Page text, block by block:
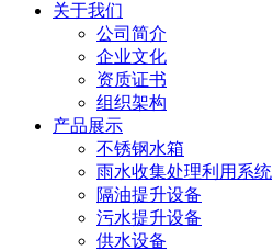
关于我们
公司简介
企业文化
资质证书
组织架构
产品展示
不锈钢水箱
雨水收集处理利用系统
隔油提升设备
污水提升设备
供水设备